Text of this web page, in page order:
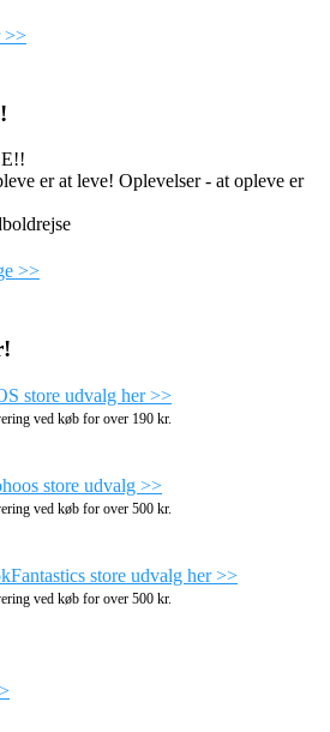
>>
Oplevelser - at opleve er
>>
store udvalg her >>
ved køb for over 190 kr.
store udvalg >>
ved køb for over 500 kr.
store udvalg her >>
ved køb for over 500 kr.